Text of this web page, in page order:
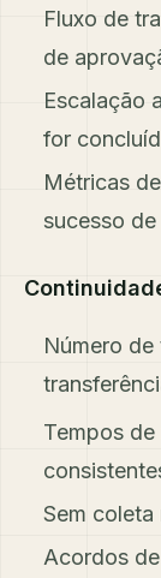
Fluxo de
de
Escalação
for
Métricas
sucesso
Número
Tempos
Sem
Acordos